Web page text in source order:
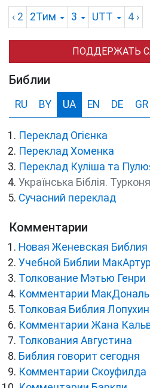
‹ 2 2Тим 3 UTT 4 ›
ПОДДЕРЖАТЬ
Библии
RU BY UA EN DE GR
Переклад Огієнка
Переклад Хоменка
Переклад Куліша та
Українська Біблія.
Сучасний переклад
Комментарии
Новая Женевская Библия
Учебной Библии
Толкование Мэтью Генри
Комментарии
Толковая Библия
Комментарии Жана
Толкования Августина
Библия говорит сегодня
Комментарии Скоуфилда